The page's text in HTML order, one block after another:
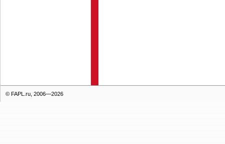
© FAPL.ru, 2006—2026